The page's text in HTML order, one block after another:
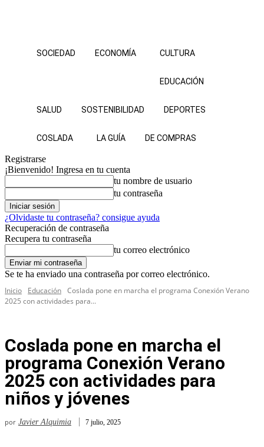
SOCIEDAD ECONOMÍA CULTURA
EDUCACIÓN
SALUD SOSTENIBILIDAD DEPORTES
COSLADA LA GUÍA DE COMPRAS
Registrarse
¡Bienvenido! Ingresa en tu cuenta
tu nombre de usuario
tu contraseña
¿Olvidaste tu contraseña? consigue ayuda
Recuperación de contraseña
Recupera tu contraseña
tu correo electrónico
Se te ha enviado una contraseña por correo electrónico.
Inicio
Educación Coslada pone en marcha el programa Conexión Verano
2025 con actividades para...
Coslada pone en marcha el
programa Conexión Verano
2025 con actividades para
niños y jóvenes
por Javier Alquimia 7 julio, 2025